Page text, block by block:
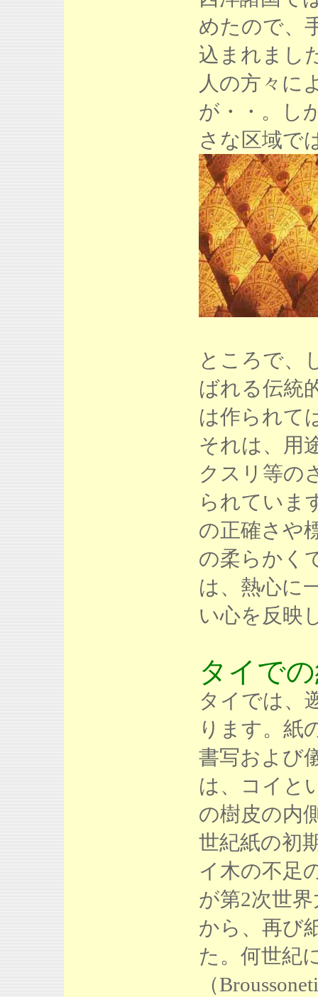
めたので、
込まれまし
人の方々に
が・・。し
さな区域で
ところで、
ばれる伝統
は作られて
それは、用
クスリ等の
られていま
の正確さや
の柔らかく
は、熱心に
い心を反映
タイで
タイでは、
ります。紙
書写および
は、コイと
の樹皮の内
世紀紙の初
イ木の不足
が第2次世
から、再び
た。何世紀
（